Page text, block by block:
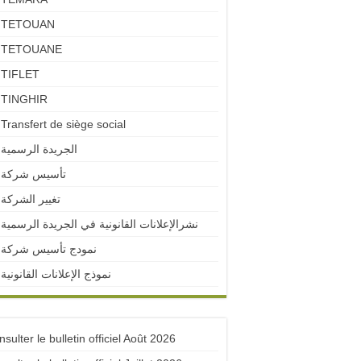
TETOUAN
TETOUANE
TIFLET
TINGHIR
Transfert de siège social
الجريدة الرسمية
تأسيس شركة
تغيير الشركة
نشرالإعلانات القانونية في الجريدة الرسمية
نمودج تأسيس شركة
نموذج الإعلانات القانونية
le bulletin officiel Août 2026